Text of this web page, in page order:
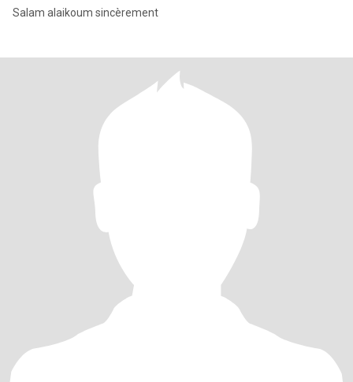
Salam alaikoum sincèrement